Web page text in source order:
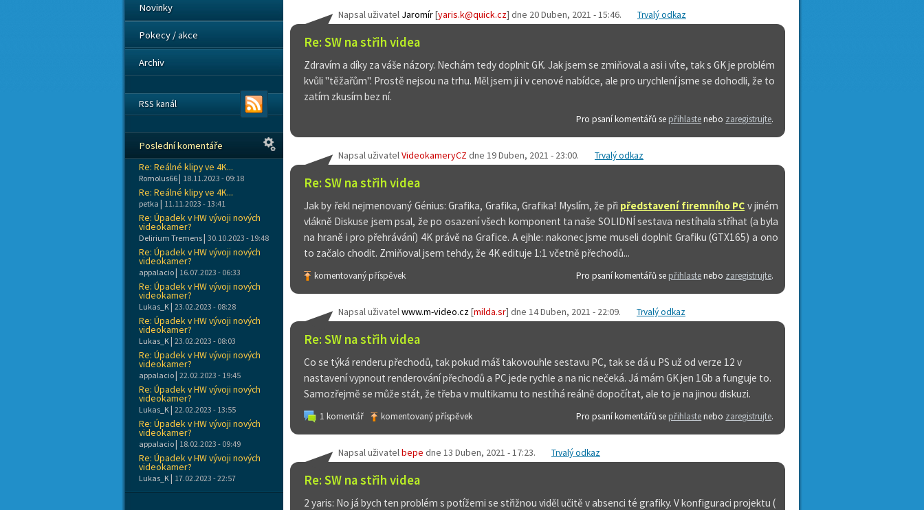
Re: SW na střih videa
Napsal uživatel Jaromír[yaris.k@quick.cz] dne 20 Duben, 2021 - 15:46. Trvalý odkaz
Zdravím a díky za váše názory. Nechám tedy doplnit GK. Jak jsem se zmiňoval a asi i víte, tak s GK je problém
kvůli "těžařům". Prostě nejsou na trhu. Měl jsem ji i v cenové nabídce, ale pro urychlení jsme se dohodli, že to
zatím zkusím bez ní.
Pro psaní komentářů se přihlastenebo zaregistrujte.
Re: SW na střih videa
Napsal uživatelVideokameryCZ dne 19 Duben, 2021 - 23:00. Trvalý odkaz
Jak by řekl nejmenovaný Génius: Grafika, Grafika, Grafika! Myslím, že při představení firemního PC v jiném
vlákně Diskuse jsem psal, že po osazení všech komponent ta naše SOLIDNÍ sestava nestíhala stříhat (a byla
na hraně i pro přehrávání) 4K právě na Grafice. A ejhle: nakonec jsme museli doplnit Grafiku (GTX165)a ono
to začalo chodit. Zmiňoval jsem tehdy, že 4K edituje 1:1 včetně přechodů...
Pro psaní komentářů se přihlastenebo zaregistrujte.
komentovaný příspěvek
Re: SW na střih videa
Napsal uživatelwww.m-video.cz[milda.sr] dne 14 Duben, 2021 - 22:09. Trvalý odkaz
Co se týká renderu přechodů, tak pokud máš takovouhle sestavu PC, tak se dá u PS už od verze 12 v
nastavení vypnout renderování přechodů a PC jede rychle a na nic nečeká. Já mám GK jen 1Gb a funguje to.
Samozřejmě se může stát, že třeba v multikamu to nestíhá reálně dopočítat, ale to je na jinou diskuzi.
Pro psaní komentářů se přihlastenebo zaregistrujte.
1 komentář komentovaný příspěvek
Re: SW na střih videa
Napsal uživatelbepe dne 13 Duben, 2021 - 17:23. Trvalý odkaz
2 yaris: No já bych ten problém s potížemi se střižnou viděl učitě v absenci té grafiky. V konfiguraci projektu (
Novinky
Pokecy / akce
Archiv
RSS kanál
Poslední komentáře
Re: Reálné klipy ve 4K...
Romolus66| 18.11.2023 - 09:18
Re: Reálné klipy ve 4K...
petka | 11.11.2023 - 13:41
Re: Úpadek v HW vývoji nových
videokamer?
Delirium Tremens| 30.10.2023 - 19:48
Re: Úpadek v HW vývoji nových
videokamer?
appalacio| 16.07.2023 - 06:33
Re: Úpadek v HW vývoji nových
videokamer?
Lukas_K | 23.02.2023 - 08:28
Re: Úpadek v HW vývoji nových
videokamer?
Lukas_K | 23.02.2023 - 08:03
Re: Úpadek v HW vývoji nových
videokamer?
appalacio| 22.02.2023 - 19:45
Re: Úpadek v HW vývoji nových
videokamer?
Lukas_K | 22.02.2023 - 13:55
Re: Úpadek v HW vývoji nových
videokamer?
appalacio| 18.02.2023 - 09:49
Re: Úpadek v HW vývoji nových
videokamer?
Lukas_K | 17.02.2023 - 22:57